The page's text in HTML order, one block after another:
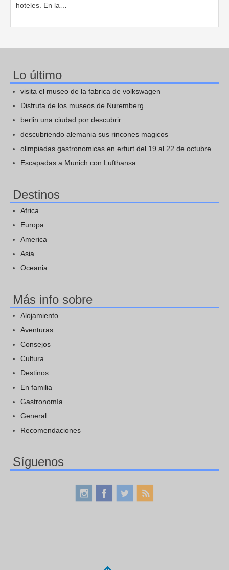
hoteles. En la…
Lo último
visita el museo de la fabrica de volkswagen
Disfruta de los museos de Nuremberg
berlin una ciudad por descubrir
descubriendo alemania sus rincones magicos
olimpiadas gastronomicas en erfurt del 19 al 22 de octubre
Escapadas a Munich con Lufthansa
Destinos
Africa
Europa
America
Asia
Oceania
Más info sobre
Alojamiento
Aventuras
Consejos
Cultura
Destinos
En familia
Gastronomía
General
Recomendaciones
Síguenos